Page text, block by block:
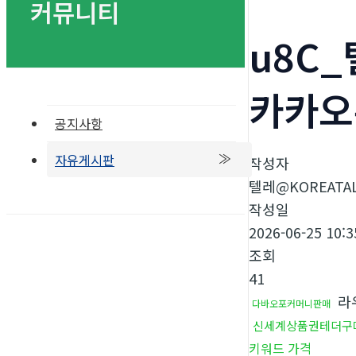
커뮤니티
공지사항
자유게시판
u8C_
카카
작성자
텔레
작성일
2026-06-25
조회
41
다바오포커머니판매
신세계상품권테더구
키워드 가격